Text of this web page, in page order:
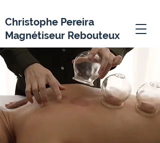
Christophe Pereira
Magnétiseur Rebouteux